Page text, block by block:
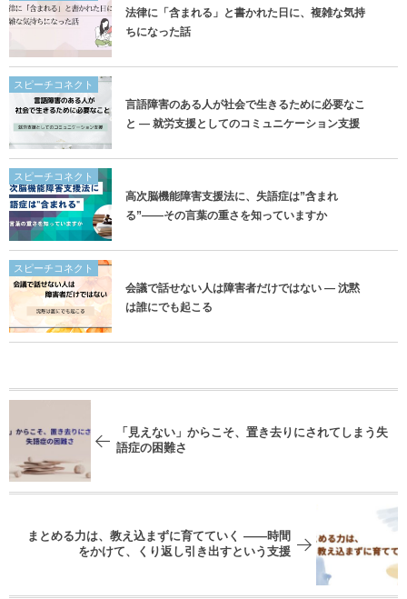
法律に「含まれる」と書かれた日に、複雑な気持
ちになった話
スピーチコネクト
言語障害のある人が社会で生きるために必要なこ
と ― 就労支援としてのコミュニケーション支援
スピーチコネクト
高次脳機能障害支援法に、失語症は”含まれ
る”——その言葉の重さを知っていますか
スピーチコネクト
会議で話せない人は障害者だけではない ― 沈黙
は誰にでも起こる
「見えない」からこそ、置き去りにされてしまう失
語症の困難さ
まとめる力は、教え込まずに育てていく ——時間
をかけて、くり返し引き出すという支援